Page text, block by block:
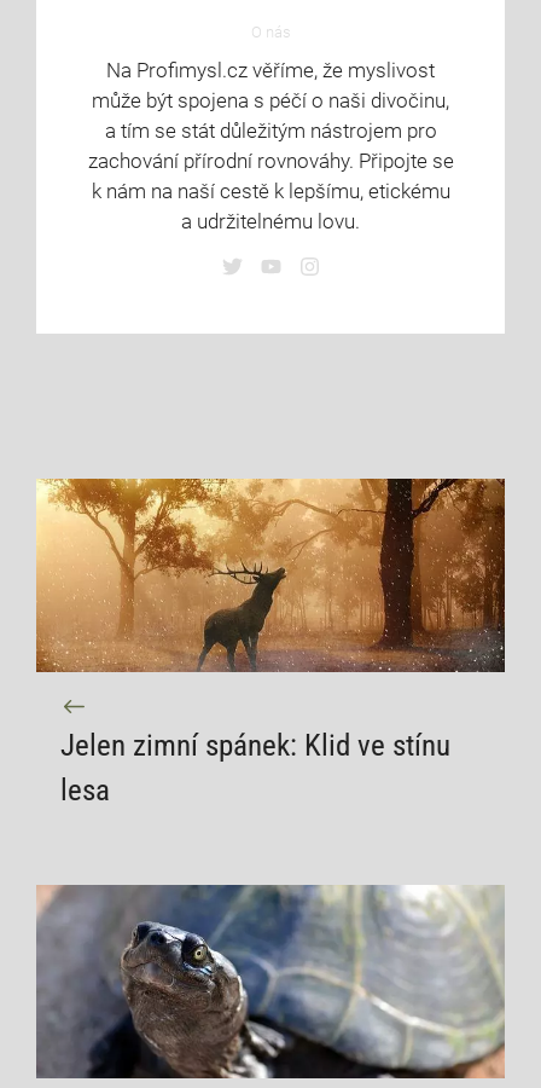
O nás
Na Profimysl.cz věříme, že myslivost
může být spojena s péčí o naši divočinu,
a tím se stát důležitým nástrojem pro
zachování přírodní rovnováhy. Připojte se
k nám na naší cestě k lepšímu, etickému
a udržitelnému lovu.
Jelen zimní spánek: Klid ve stínu
lesa